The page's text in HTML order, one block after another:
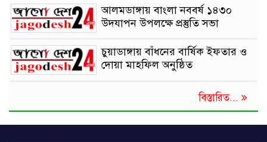
আলমডাঙ্গায় বাংলা নববর্ষ ১৪৩০
উদযাপন উপলক্ষে প্রস্তুতি সভা
চুয়াডাঙ্গায় বাঁধনের বার্ষিক ইফতার ও
দোয়া মাহফিল অনুষ্ঠিত
বিস্তারিত...